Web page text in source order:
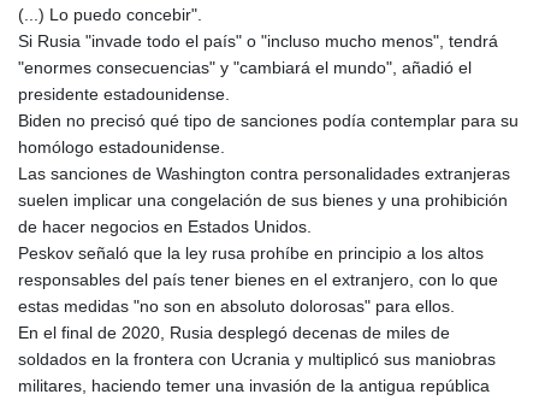
(...) Lo puedo concebir".
Si Rusia "invade todo el país" o "incluso mucho menos", tendrá
"enormes consecuencias" y "cambiará el mundo", añadió el
presidente estadounidense.
Biden no precisó qué tipo de sanciones podía contemplar para su
homólogo estadounidense.
Las sanciones de Washington contra personalidades extranjeras
suelen implicar una congelación de sus bienes y una prohibición
de hacer negocios en Estados Unidos.
Peskov señaló que la ley rusa prohíbe en principio a los altos
responsables del país tener bienes en el extranjero, con lo que
estas medidas "no son en absoluto dolorosas" para ellos.
En el final de 2020, Rusia desplegó decenas de miles de
soldados en la frontera con Ucrania y multiplicó sus maniobras
militares, haciendo temer una invasión de la antigua república